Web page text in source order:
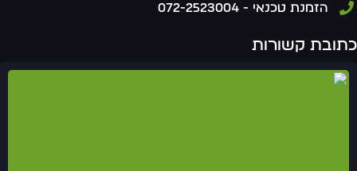
הזמנת טכנאי - 072-2523004
קשורות